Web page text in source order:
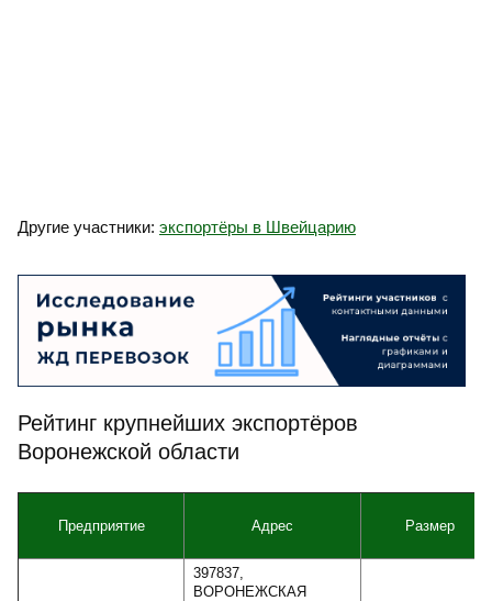
Другие участники: экспортёры в Швейцарию
Рейтинг крупнейших экспортёров
Воронежской области
Предприятие Адрес Размер
397837,
ВОРОНЕЖСКАЯ